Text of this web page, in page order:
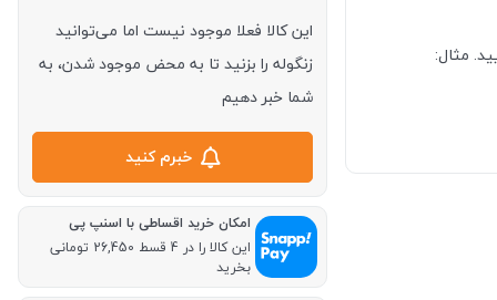
مثال:
این کالا فعلا موجود نیست اما می‌توانید
زنگوله را بزنید تا به محض موجود شدن، به
شما خبر دهیم
خبرم کنید
امکان خرید اقساطی با اسنپ پی
این کالا را در 4 قسط 26,450 تومانی
بخرید